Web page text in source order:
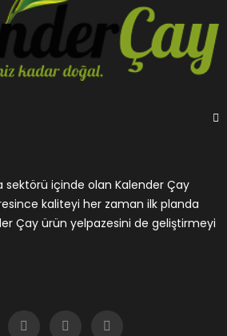
sektörü içinde olan Kalender Çay
kaliteyi her zaman ilk planda
Çay ürün yelpazesini de geliştirmeyi